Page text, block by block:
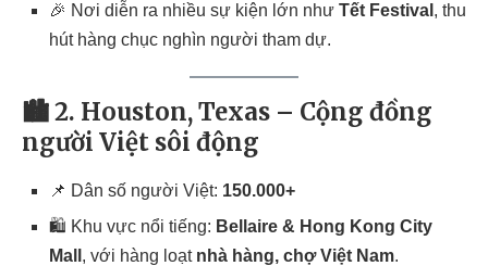
🎉 Nơi diễn ra nhiều sự kiện lớn như Tết Festival , thu
hút hàng chục nghìn người tham dự.
🏙️ 2. Houston, Texas – Cộng đồng
người Việt sôi động
📌 Dân số người Việt: 150.000+
🛍️ Khu vực nổi tiếng: Bellaire & Hong Kong City
Mall , với hàng loạt nhà hàng, chợ Việt Nam.